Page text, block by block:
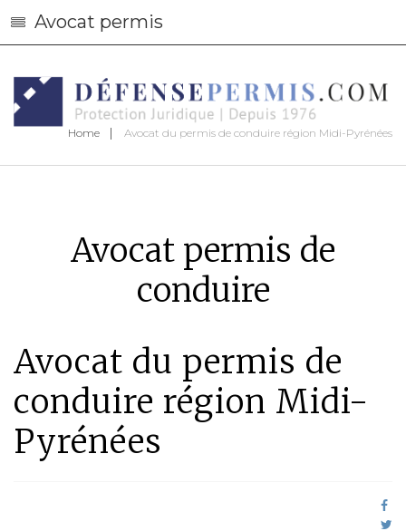
Avocat permis
Home Avocat du permis de conduire région Midi-Pyrénées
Avocat permis de
conduire
Avocat du permis de
conduire région Midi-
Pyrénées